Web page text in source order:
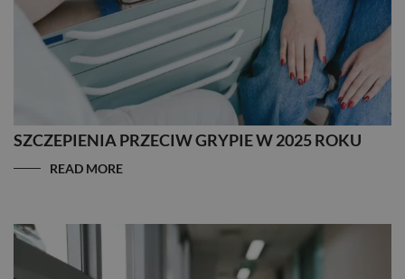
SZCZEPIENIA PRZECIW GRYPIE W 2025 ROKU
READ MORE